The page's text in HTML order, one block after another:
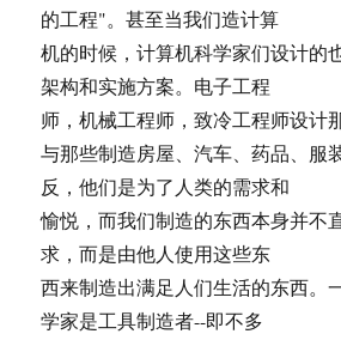
的工程"。甚至当我们造计算
机的时候，计算机科学家们设计的
架构和实施方案。电子工程
师，机械工程师，致冷工程师设计
与那些制造房屋、汽车、药品、服
反，他们是为了人类的需求和
愉悦，而我们制造的东西本身并不
求，而是由他人使用这些东
西来制造出满足人们生活的东西。
学家是工具制造者--即不多